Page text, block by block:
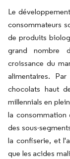
Le
consommateurs
de produits
grand nombre
croissance du
alimentaires.
chocolats haut
millennials en
la consommation
des sous-
la confiserie, et
que les acides